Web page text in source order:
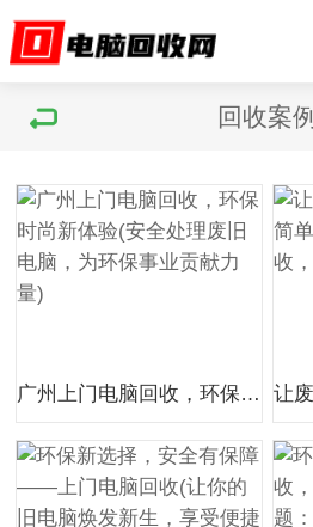
回收案例
广州上门电脑回收，环保时尚新体验(安全处理废旧电脑，为环保事业贡献力量)